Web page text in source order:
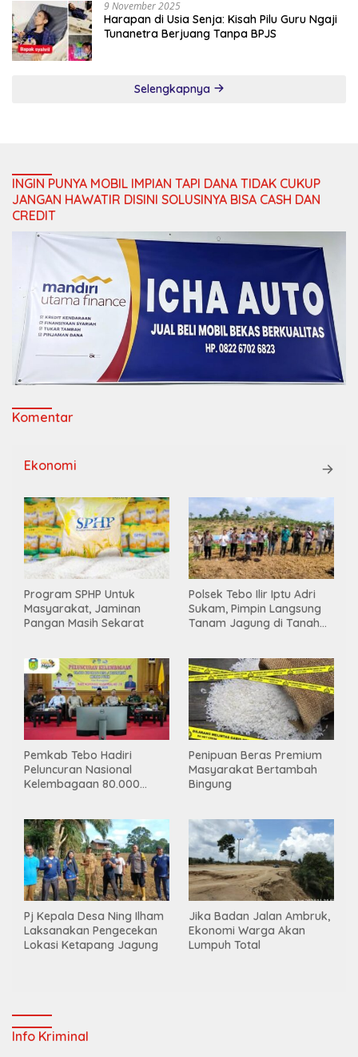
9 November 2025
Harapan di Usia Senja: Kisah Pilu Guru Ngaji
Tunanetra Berjuang Tanpa BPJS
Selengkapnya
INGIN PUNYA MOBIL IMPIAN TAPI DANA TIDAK CUKUP
JANGAN HAWATIR DISINI SOLUSINYA BISA CASH DAN
CREDIT
Komentar
Ekonomi
Program SPHP Untuk
Masyarakat, Jaminan
Pangan Masih Sekarat
Polsek Tebo Ilir Iptu Adri
Sukam, Pimpin Langsung
Tanam Jagung di Tanah
Pemkab Tebo Hadiri
Peluncuran Nasional
Kelembagaan 80.000
Penipuan Beras Premium
Masyarakat Bertambah
Bingung
Pj Kepala Desa Ning Ilham
Laksanakan Pengecekan
Lokasi Ketapang Jagung
Jika Badan Jalan Ambruk,
Ekonomi Warga Akan
Lumpuh Total
Info Kriminal